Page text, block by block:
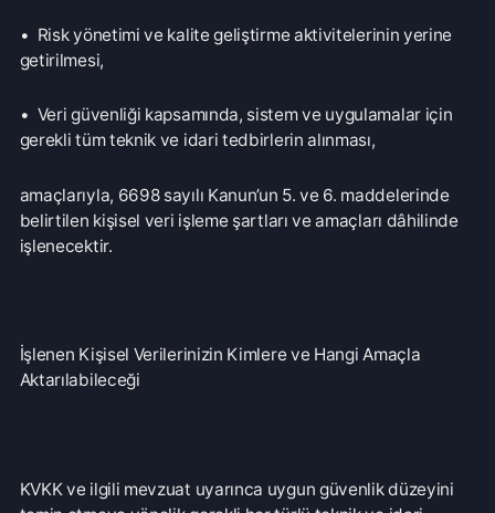
Aktarılabileceği
KVKK ve ilgili mevzuat uyarınca uygun güvenlik düzeyini
tedbirlerin alınmasını sağlayarak, Kişisel Veri/Kişisel
Verilerinizi yukarıda belirtilen amaçlar doğrultusunda;
-Özel sigorta şirketleri, bankalar,
-Bağlı ortaklıklarımız ve/veya iştiraklerimiz,